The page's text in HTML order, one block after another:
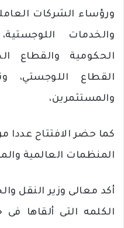
ورؤساء الشركات
والخدمات
الحكومية والقطاع
القطاع اللوجستي،
والمستثمرين،
كما حضر الافتتاح عددا
المنظمات العالمية
أكد معالى وزير النقل
الكلمه
التى ألقاها فى